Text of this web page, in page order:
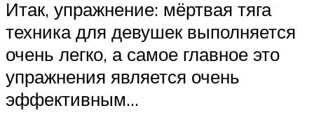
Итак, упражнение: мёртвая тяга
техника для девушек выполняется
очень легко, а самое главное это
упражнения является очень
эффективным…